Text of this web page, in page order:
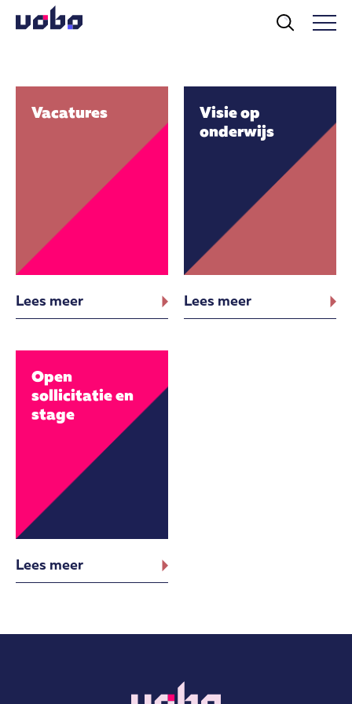
Vacatures
Lees meer
Visie op
onderwijs
Lees meer
Open
sollicitatie en
stage
Lees meer